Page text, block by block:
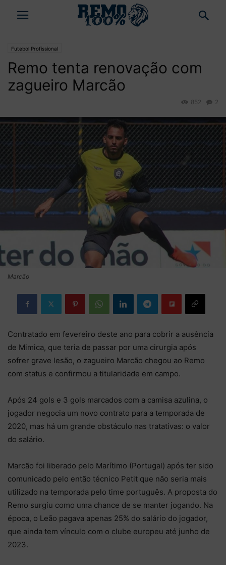
Futebol Profissional
Remo tenta renovação com
zagueiro Marcão
2
852
Marcão
Contratado em fevereiro deste ano para cobrir a ausência
de Mimica, que teria de passar por uma cirurgia após
sofrer grave lesão, o zagueiro Marcão chegou ao Remo
com status e confirmou a titularidade em campo.
Após 24 gols e 3 gols marcados com a camisa azulina, o
jogador negocia um novo contrato para a temporada de
2020, mas há um grande obstáculo nas tratativas: o valor
do salário.
Marcão foi liberado pelo Marítimo (Portugal) após ter sido
comunicado pelo então técnico Petit que não seria mais
utilizado na temporada pelo time português. A proposta do
Remo surgiu como uma chance de se manter jogando. Na
época, o Leão pagava apenas 25% do salário do jogador,
que ainda tem vínculo com o clube europeu até junho de
2023.